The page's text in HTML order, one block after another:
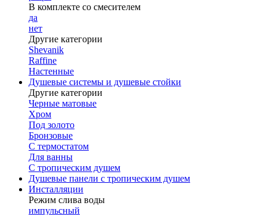
В комплекте со смесителем
да
нет
Другие категории
Shevanik
Raffine
Настенные
Душевые системы и душевые стойки
Другие категории
Черные матовые
Хром
Под золото
Бронзовые
С термостатом
Для ванны
С тропическим душем
Душевые панели с тропическим душем
Инсталляции
Режим слива воды
импульсный